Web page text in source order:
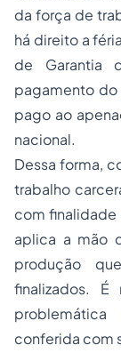
da força de
há direito a
de Garantia
pagamento
pago ao
nacional.
Dessa forma,
trabalho
com finalidade
aplica a mão
produção
finalizados.
conferida com